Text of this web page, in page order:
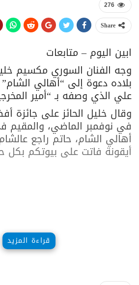
276
Share
ابين اليوم – متابعات
وجه الفنان السوري مكسيم
بلاده دعوة إلى “أهالي
علي الذي وصفه بـ “أمير
وقال خليل الحائز على جائزة
في نوفمبر الماضي، والمقيم
أهالي الشام، حاتم راجع
أيقونة فاتت على بيوتكم بكل
وكان خليل أحد الفنانين الذين
قراءة المزيد